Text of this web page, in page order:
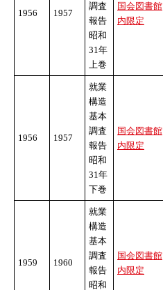
1956 1957
調査
報告
昭和
31年
上巻
国会図書館
内限定
1956 1957
就業
構造
基本
調査
報告
昭和
31年
下巻
国会図書館
内限定
1959 1960
就業
構造
基本
調査
報告
昭和
国会図書館
内限定